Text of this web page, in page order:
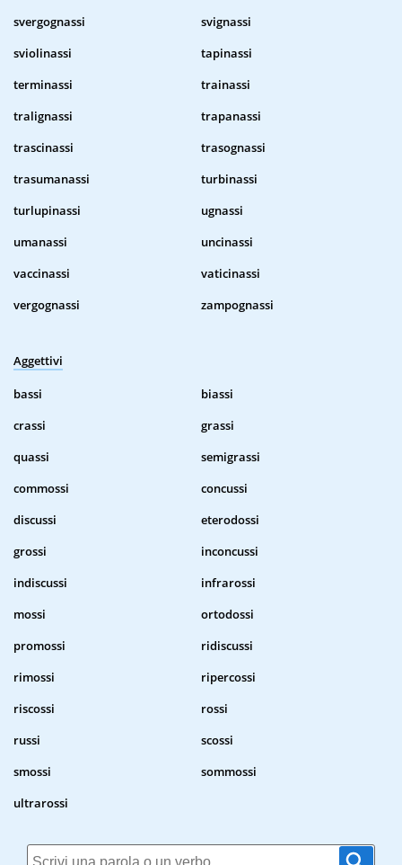
svergognassi
svignassi
sviolinassi
tapinassi
terminassi
trainassi
tralignassi
trapanassi
trascinassi
trasognassi
trasumanassi
turbinassi
turlupinassi
ugnassi
umanassi
uncinassi
vaccinassi
vaticinassi
vergognassi
zampognassi
Aggettivi
bassi
biassi
crassi
grassi
quassi
semigrassi
commossi
concussi
discussi
eterodossi
grossi
inconcussi
indiscussi
infrarossi
mossi
ortodossi
promossi
ridiscussi
rimossi
ripercossi
riscossi
rossi
russi
scossi
smossi
sommossi
ultrarossi